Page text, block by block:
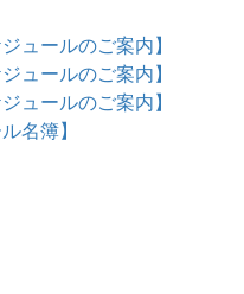
ュールのご案内】
ュールのご案内】
ュールのご案内】
名簿】